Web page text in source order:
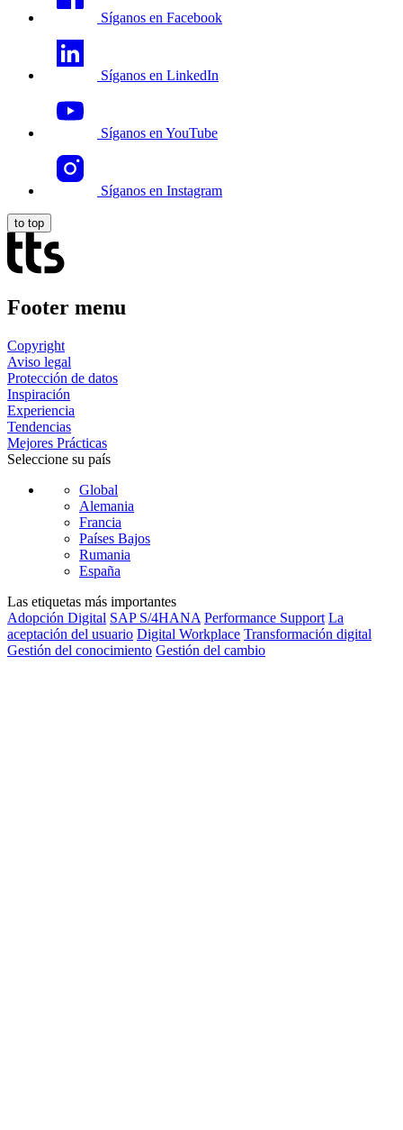
Síganos en Facebook
Síganos en LinkedIn
Síganos en YouTube
Síganos en Instagram
to top
Footer menu
Copyright
Aviso legal
Protección de datos
Inspiración
Experiencia
Tendencias
Mejores Prácticas
Seleccione su país
Global
Alemania
Francia
Países Bajos
Rumania
España
Las etiquetas más importantes
Adopción Digital SAP S/4HANA Performance Support La
aceptación del usuario Digital Workplace Transformación digital
Gestión del conocimiento Gestión del cambio